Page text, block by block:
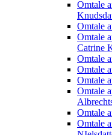
Omtale
Omtale
Omtale
Catrine
Omtale
Omtale
Omtale
Omtale
Omtale
Omtale